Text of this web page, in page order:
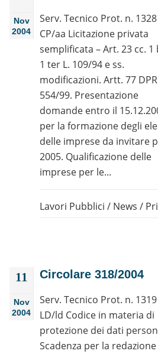
Nov
2004
Serv. Tecnico Prot. n.
CP/aa Licitazione privata
semplificata – Art. 23 cc. 1
1 ter L. 109/94 e ss.
modificazioni. Artt. 77 DPR
554/99. Presentazione
domande entro il
per la formazione degli
delle imprese da invitare
2005. Qualificazione delle
imprese per le...
Lavori Pubblici / News /
11
Nov
2004
Circolare 318/2004
Serv. Tecnico Prot. n.
LD/ld Codice in materia di
protezione dei dati
Scadenza per la